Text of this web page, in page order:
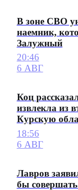
В зоне СВО
наемник,
Залужный
20:46
6 АВГ
Коц
извлекла из
Курскую
18:56
6 АВГ
Лавров
бы